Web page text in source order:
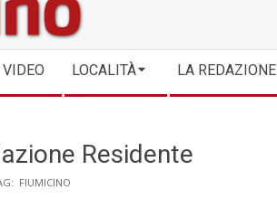
VIDEO LOCALITÀ LA REDAZIONE
Residente
FIUMICINO